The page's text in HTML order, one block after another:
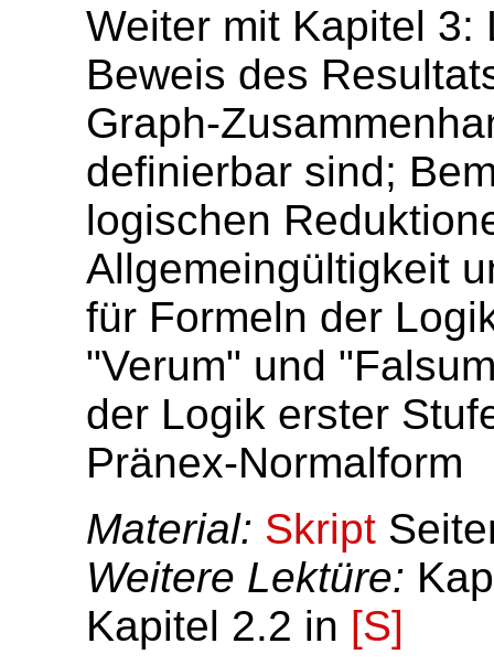
Weiter mit Kapitel 3:
Beweis des
Graph-
definierbar sind;
logischen
Allgemeingültigkeit
für Formeln der
"Verum" und
der Logik erster
Pränex-Normalform
Material: Skript
Weitere Lektüre:
Kapitel 2.2 in [S]